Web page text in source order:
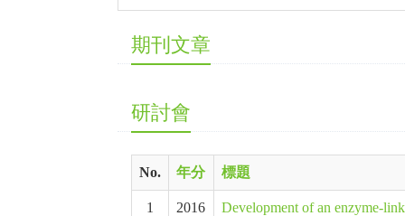
期刊文章
研討會
No. 年分 標題
1 2016 Development of an enzyme-